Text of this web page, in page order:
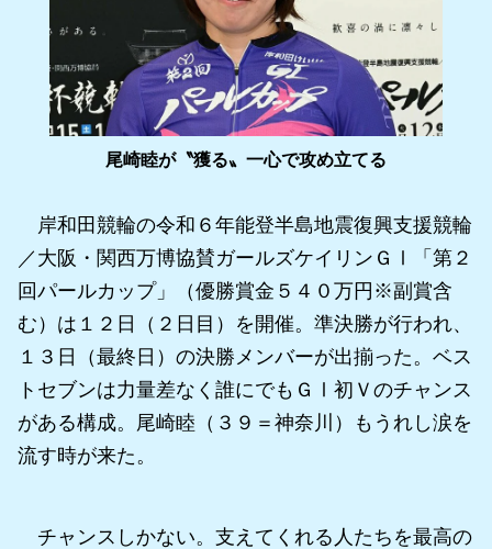
尾崎睦が〝獲る〟一心で攻め立てる
岸和田競輪の令和６年能登半島地震復興支援競輪
／大阪・関西万博協賛ガールズケイリンＧⅠ「第２
回パールカップ」（優勝賞金５４０万円※副賞含
む）は１２日（２日目）を開催。準決勝が行われ、
１３日（最終日）の決勝メンバーが出揃った。ベス
トセブンは力量差なく誰にでもＧⅠ初Ｖのチャンス
がある構成。尾崎睦（３９＝神奈川）もうれし涙を
流す時が来た。
チャンスしかない。支えてくれる人たちを最高の